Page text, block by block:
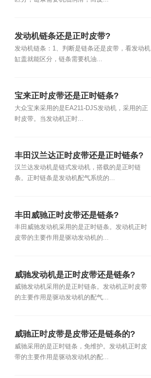
发动机链条还是正时皮带?
发动机链条：1、判断是链条还是皮带，看发动机
缸盖就能区分，链条需要机油...
宝来正时皮带还是正时链条?
大众宝来采用的是EA211-DJS发动机，采用的正
时皮带。当发动机正时...
丰田汉兰达正时皮带还是正时链条?
汉兰达发动机是链式发动机，搭载的是正时链
条。正时链条是发动机配气系统的...
丰田威驰正时皮带还是链条?
丰田威驰发动机采用的是正时链条。发动机正时
皮带的主要作用是驱动发动机的...
威驰发动机是正时皮带还是链条?
威驰发动机采用的是正时链条。发动机正时皮带
的主要作用是驱动发动机的配气...
威驰正时皮带是皮带还是链条的?
威驰采用的是正时链条，免维护。发动机正时皮
带的主要作用是驱动发动机的配...